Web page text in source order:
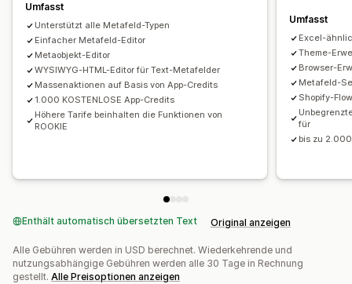
Umfasst
Unterstützt alle Metafeld-Typen
Einfacher Metafeld-Editor
Metaobjekt-Editor
WYSIWYG-HTML-Editor für Text-Metafelder
Massenaktionen auf Basis von App-Credits
1.000 KOSTENLOSE App-Credits
Höhere Tarife beinhalten die Funktionen von
ROOKIE
Umfasst
Excel-
Theme-
Browser-
Metafeld-
Shopify-
für
bis zu
Enthält automatisch übersetzten Text Original anzeigen
Alle Gebühren werden in USD berechnet. Wiederkehrende und
nutzungsabhängige Gebühren werden alle 30 Tage in Rechnung
gestellt. Alle Preisoptionen anzeigen